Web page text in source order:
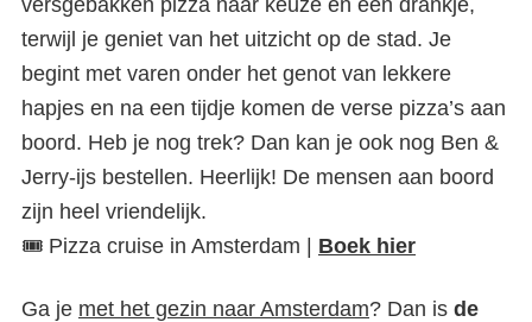
versgebakken pizza naar keuze en een drankje,
terwijl je geniet van het uitzicht op de stad. Je
begint met varen onder het genot van lekkere
hapjes en na een tijdje komen de verse pizza’s aan
boord. Heb je nog trek? Dan kan je ook nog Ben &
Jerry-ijs bestellen. Heerlijk! De mensen aan boord
zijn heel vriendelijk.
🎟️ Pizza cruise in Amsterdam | Boek hier
Ga je met het gezin naar Amsterdam? Dan is de